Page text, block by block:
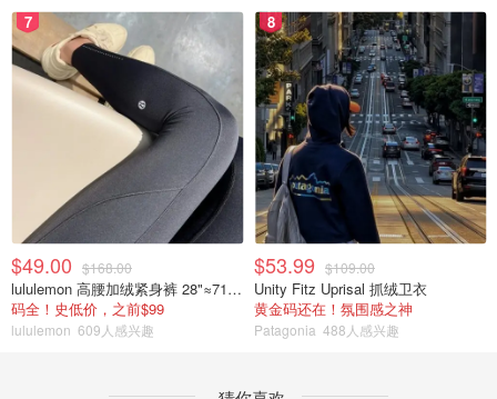
7
$49.00 $168.00
lululemon 高腰加绒紧身裤 28"≈71cm 5个口袋
码全！史低价，之前$99
lululemon 609人感兴趣
8
$53.99 $109.00
Unity Fitz Uprisal 抓绒卫衣
黄金码还在！氛围感之神
Patagonia 488人感兴趣